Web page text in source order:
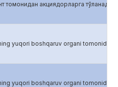
томонидан акциядорларга
yuqori boshqaruv organi tomonidan
yuqori boshqaruv organi tomonidan